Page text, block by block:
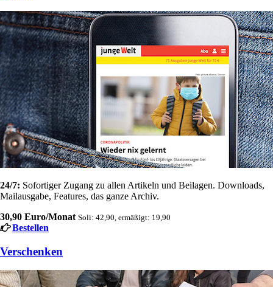
24/7: Sofortiger Zugang zu allen Artikeln und Beilagen. Downloads,
Mailausgabe, Features, das ganze Archiv.
30,90 Euro/Monat Soli: 42,90, ermäßigt: 19,90
Bestellen
Verschenken